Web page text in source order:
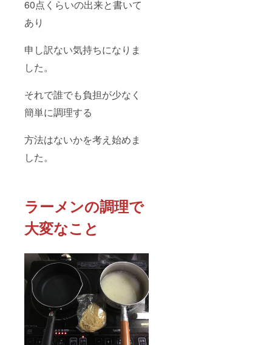
60点くらいの出来と書いて
あり
申し訳ない気持ちになりま
した。
それで誰でも負担が少なく
簡単に調理する
方法はないかを考え始めま
した。
ラーメンの調理で
大変なこと